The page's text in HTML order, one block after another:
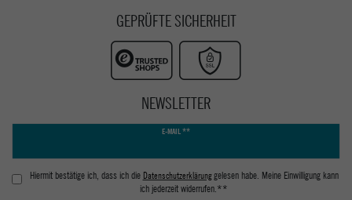
GEPRÜFTE SICHERHEIT
NEWSLETTER
E-MAIL **
Hiermit bestätige ich, dass ich die Daten­schutz­erklärunggelesen habe. Meine Einwilligung kann
ich jederzeit widerrufen.**